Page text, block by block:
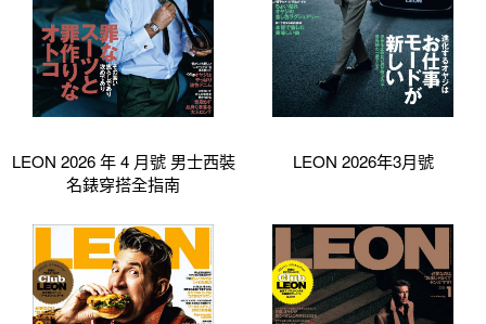
LEON 2026 年 4 月號 男士西裝
名錶穿搭全指南
LEON 2026年3月號